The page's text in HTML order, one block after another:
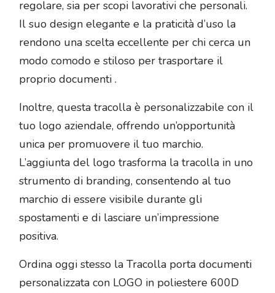
regolare, sia per scopi lavorativi che personali.
Il suo design elegante e la praticità d’uso la
rendono una scelta eccellente per chi cerca un
modo comodo e stiloso per trasportare il
proprio documenti .
Inoltre, questa tracolla è personalizzabile con il
tuo logo aziendale, offrendo un’opportunità
unica per promuovere il tuo marchio.
L’aggiunta del logo trasforma la tracolla in uno
strumento di branding, consentendo al tuo
marchio di essere visibile durante gli
spostamenti e di lasciare un’impressione
positiva.
Ordina oggi stesso la Tracolla porta documenti
personalizzata con LOGO in poliestere 600D